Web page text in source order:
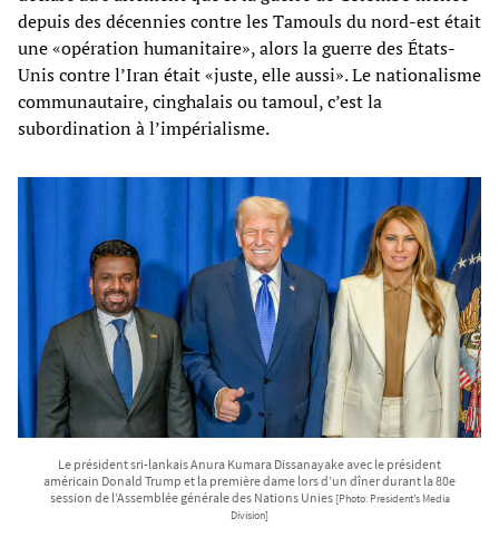
depuis des décennies contre les Tamouls du nord-est était
une «opération humanitaire», alors la guerre des États-
Unis contre l’Iran était «juste, elle aussi». Le nationalisme
communautaire, cinghalais ou tamoul, c’est la
subordination à l’impérialisme.
Le président sri-lankais Anura Kumara Dissanayake avec le président
américain Donald Trump et la première dame lors d’un dîner durant la 80e
session de l’Assemblée générale des Nations Unies [Photo: President’s Media
Division]